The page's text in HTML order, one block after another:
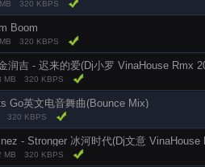
320 KBPS
Boom
320 KBPS
润吉 - 迟来的爱(Dj小罗 VinaHouse Rmx
MB 320 KBPS
Go英文电音舞曲(Bounce Mix)
320 KBPS
- Stronger 冰河时代(Dj文意 VinaHouse
MB 320 KBPS